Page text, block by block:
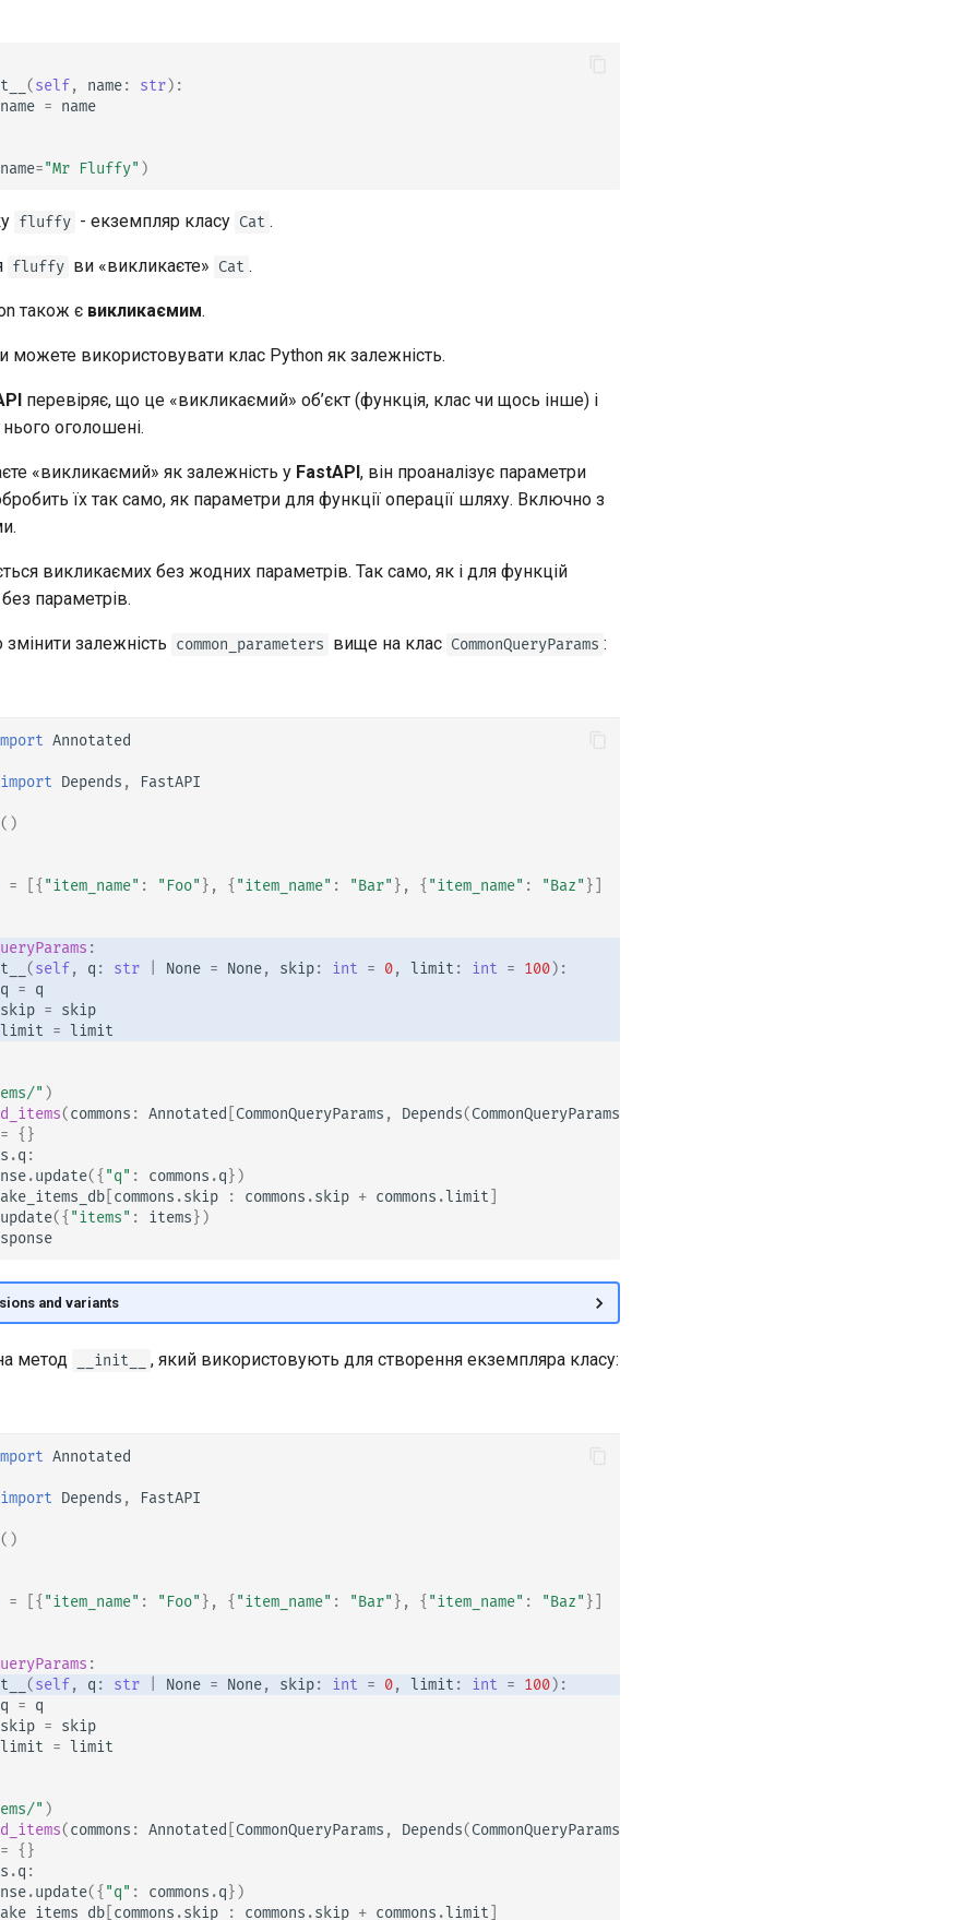
(self, name: str):
name = name
name="Mr Fluffy" )
fluffy - екземпляр класу Cat .
fluffy ви «викликаєте» Cat .
також є викликаємим.
можете використовувати клас Python як залежність.
перевіряє, що це «викликаємий» об’єкт (функція, клас чи щось інше) і
оголошені.
«викликаємий» як залежність у FastAPI, він проаналізує параметри
їх так само, як параметри для функції операції шляху. Включно з
викликаємих без жодних параметрів. Так само, як і для функцій
параметрів.
залежність common_parameters вище на клас CommonQueryParams :
Annotated
import Depends , FastAPI
()
= [{ "item_name" : "Foo" }, { "item_name" : "Bar" }, { "item_name" : "Baz" }]
:
(self, q : str None = None, skip: int = 0, limit : int = 100):
q = q
skip = skip
limit = limit
" )
(commons : Annotated CommonQueryParams , Depends(CommonQueryParams
= {}
.q :
.update({ "q" : commons .q })
commons .skip : commons .skip + commons .limit
update({ "items" : items })
and variants
метод __init__ , який використовують для створення екземпляра класу:
Annotated
import Depends , FastAPI
()
= [{ "item_name" : "Foo" }, { "item_name" : "Bar" }, { "item_name" : "Baz" }]
:
(self, q : str None = None, skip: int = 0, limit : int = 100):
q = q
skip = skip
limit = limit
" )
(commons : Annotated CommonQueryParams , Depends(CommonQueryParams
= {}
.q :
.update({ "q" : commons .q })
commons .skip : commons .skip + commons .limit